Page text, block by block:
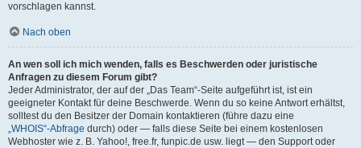
vorschlagen kannst.
Nach oben
An wen soll ich mich wenden, falls es Beschwerden oder juristische
Anfragen zu diesem Forum gibt?
Jeder Administrator, der auf der „Das Team“-Seite aufgeführt ist, ist ein
geeigneter Kontakt für deine Beschwerde. Wenn du so keine Antwort erhältst,
solltest du den Besitzer der Domain kontaktieren (führe dazu eine
„WHOIS“-Abfrage durch) oder — falls diese Seite bei einem kostenlosen
Webhoster wie z. B. Yahoo!, free.fr, funpic.de usw. liegt — den Support oder